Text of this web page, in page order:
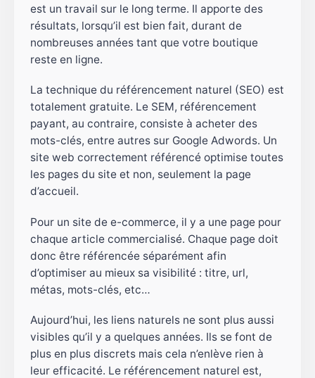
est un travail sur le long terme. Il apporte des
résultats, lorsqu’il est bien fait, durant de
nombreuses années tant que votre boutique
reste en ligne.
La technique du référencement naturel (SEO) est
totalement gratuite. Le SEM, référencement
payant, au contraire, consiste à acheter des
mots-clés, entre autres sur Google Adwords. Un
site web correctement référencé optimise toutes
les pages du site et non, seulement la page
d’accueil.
Pour un site de e-commerce, il y a une page pour
chaque article commercialisé. Chaque page doit
donc être référencée séparément afin
d’optimiser au mieux sa visibilité : titre, url,
métas, mots-clés, etc…
Aujourd’hui, les liens naturels ne sont plus aussi
visibles qu’il y a quelques années. Ils se font de
plus en plus discrets mais cela n’enlève rien à
leur efficacité. Le référencement naturel est,